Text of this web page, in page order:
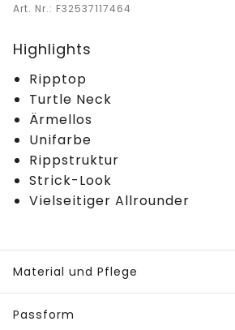
Art. Nr.: F32537117464
Highlights
Ripptop
Turtle Neck
Ärmellos
Unifarbe
Rippstruktur
Strick-Look
Vielseitiger Allrounder
Material und Pflege
Passform